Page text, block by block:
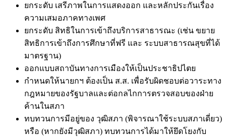
ยกระดับ เสรีภาพในการแสดงออก และหลักประกันเรื่อง
ความเสมอภาคทางเพศ
ยกระดับ สิทธิในการเข้าถึงบริการสาธารณะ (เช่น ขยาย
สิทธิการเข้าถึงการศึกษาที่ฟรี และ ระบบสาธารณสุขที่ได้
มาตรฐาน)
ออกแบบสถาบันทางการเมืองให้เป็นประชาธิปไตย
กำหนดให้นายกฯ ต้องเป็น ส.ส. เพื่อรับผิดชอบต่อวาระทาง
กฎหมายของรัฐบาลและต่อกลไกการตรวจสอบของฝ่าย
ค้านในสภา
ทบทวนการมีอยู่ของ วุฒิสภา (พิจารณาใช้ระบบสภาเดี่ยว)
หรือ (หากยังมีวุฒิสภา) ทบทวนการได้มาให้ยึดโยงกับ